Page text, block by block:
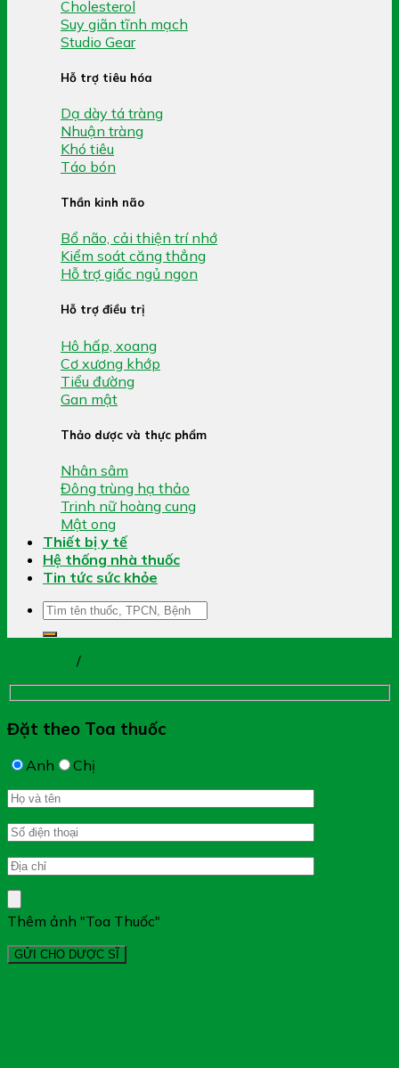
Cholesterol
Suy giãn tĩnh mạch
Studio Gear
Hỗ trợ tiêu hóa
Dạ dày tá tràng
Nhuận tràng
Khó tiêu
Táo bón
Thần kinh não
Bổ não, cải thiện trí nhớ
Kiểm soát căng thẳng
Hỗ trợ giấc ngủ ngon
Hỗ trợ điều trị
Hô hấp, xoang
Cơ xương khớp
Tiểu đường
Gan mật
Thảo dược và thực phẩm
Nhân sâm
Đông trùng hạ thảo
Trinh nữ hoàng cung
Mật ong
Thiết bị y tế
Hệ thống nhà thuốc
Tin tức sức khỏe
Tìm
kiếm:
/
Đặt theo Toa thuốc
Anh Chị
Thêm ảnh "Toa Thuốc"